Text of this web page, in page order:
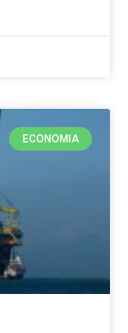
ECONOMIA